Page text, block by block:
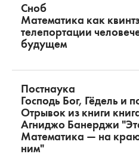
Сноб
Математика как
телепортации
будущем
Постнаука
Господь Бог, Гёдель и
Отрывок из книги
Агниджо Банерджи
Математика — на краю
ним"